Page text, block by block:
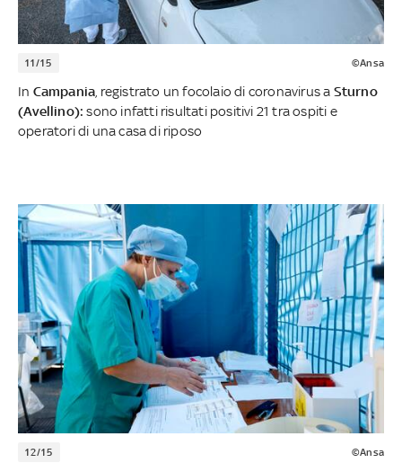
11/15 ©Ansa
In Campania , registrato un focolaio di coronavirus a Sturno
(Avellino):sono infatti risultati positivi 21 tra ospiti e
operatori di una casa di riposo
12/15 ©Ansa